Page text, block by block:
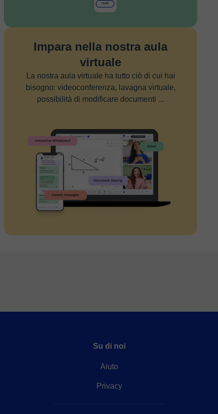
Impara nella nostra aula
virtuale
La nostra aula virtuale ha tutto ciò di cui hai
bisogno: videoconferenza, lavagna virtuale,
possibilità di modificare documenti ...
Su di noi
Aiuto
Privacy